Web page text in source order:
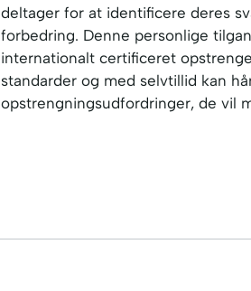
deltager for at identificere deres
forbedring. Denne personlige
internationalt certificeret
standarder og med selvtillid kan
opstrengningsudfordringer, de vil